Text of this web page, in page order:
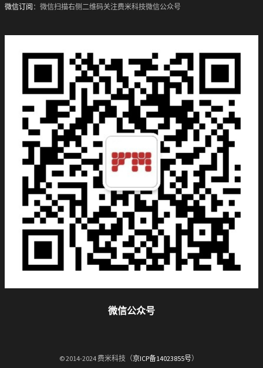
微信订阅 ：微信扫描右侧二维码关注费米科技微信公众号
微信公众号
© 2014-2024 费米科技（京ICP备14023855号）